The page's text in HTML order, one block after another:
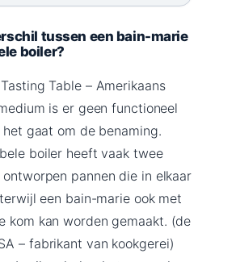
tussen een bain-marie
boiler?
Table – Amerikaans
is er geen functioneel
gaat om de benaming.
boiler heeft vaak twee
ontworpen pannen die in elkaar
een bain-marie ook met
kom kan worden gemaakt. (de
– fabrikant van kookgerei)